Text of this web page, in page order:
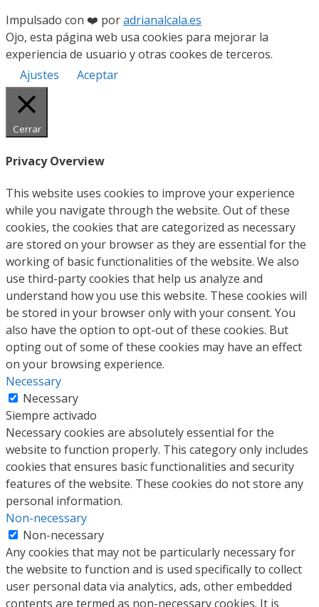
Impulsado con ❤️ poradrianalcala.es
Ojo, esta página web usa cookies para mejorar la
experiencia de usuario y otras cookes de terceros.
Ajustes
Aceptar
Cerrar
Privacy Overview
This website uses cookies to improve your experience
while you navigate through the website. Out of these
cookies, the cookies that are categorized as necessary
are stored on your browser as they are essential for the
working of basic functionalities of the website. We also
use third-party cookies that help us analyze and
understand how you use this website. These cookies will
be stored in your browser only with your consent. You
also have the option to opt-out of these cookies. But
opting out of some of these cookies may have an effect
on your browsing experience.
Necessary
Necessary
Siempre activado
Necessary cookies are absolutely essential for the
website to function properly. This category only includes
cookies that ensures basic functionalities and security
features of the website. These cookies do not store any
personal information.
Non-necessary
Non-necessary
Any cookies that may not be particularly necessary for
the website to function and is used specifically to collect
user personal data via analytics, ads, other embedded
contents are termed as non-necessary cookies. It is